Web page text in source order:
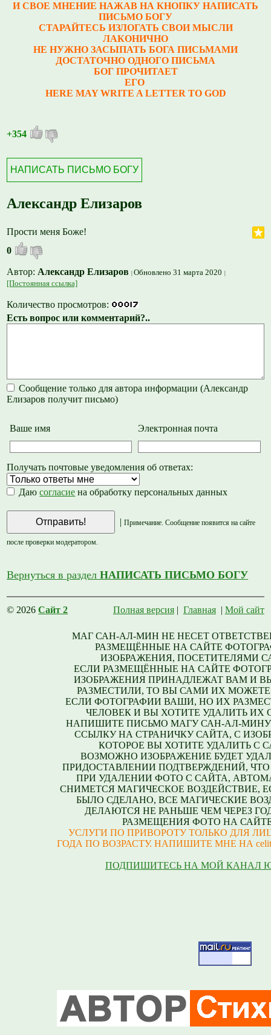
И СВОЕ МНЕНИЕ НАЖАВ НА КНОПКУ НАПИСАТЬ
ПИСЬМО БОГУ
СТАРАЙТЕСЬ ИЗЛОГАТЬ СВОИ МЫСЛИ
ЛАКОНИЧНО
НЕ НУЖНО ЗАСЫПАТЬ БОГА ПИСЬМАМИ
ДОСТАТОЧНО ОДНОГО ПИСЬМА
БОГ ПРОЧИТАЕТ
ЕГО
HERE MAY WRITE A LETTER TO GOD
+354
НАПИСАТЬ ПИСЬМО БОГУ
Александр Елизаров
Прости меня Боже!
0
Автор: Александр Елизаров Обновлено 31 марта 2020
[Постоянная ссылка]
Количество просмотров:
Есть вопрос или комментарий?..
Сообщение только для автора информации (Александр
Елизаров получит письмо)
Ваше имя Электронная почта
Получать почтовые уведомления об ответах:
Даюсогласие на обработку персональных данных
| Примечание. Сообщение появится на сайте
после проверки модератором.
Вернуться в разделНАПИСАТЬ ПИСЬМО БОГУ
© 2026Сайт 2 Полная версия| Главная| Мой сайт
МАГ САН-АЛ-МИН НЕ НЕСЕТ
РАЗМЕЩЁННЫЕ НА САЙТЕ
ИЗОБРАЖЕНИЯ, ПОСЕТИТЕЛЯМИ
ЕСЛИ РАЗМЕЩЁННЫЕ НА САЙТЕ
ИЗОБРАЖЕНИЯ ПРИНАДЛЕЖАТ ВАМ И
РАЗМЕСТИЛИ, ТО ВЫ САМИ ИХ МОЖЕТЕ
ЕСЛИ ФОТОГРАФИИ ВАШИ, НО ИХ
ЧЕЛОВЕК И ВЫ ХОТИТЕ УДАЛИТЬ ИХ
НАПИШИТЕ ПИСЬМО МАГУ САН-АЛ-
ССЫЛКУ НА СТРАНИЧКУ САЙТА, С
КОТОРОЕ ВЫ ХОТИТЕ УДАЛИТЬ С
ВОЗМОЖНО ИЗОБРАЖЕНИЕ БУДЕТ
ПРИДОСТАВЛЕНИИ ПОДТВЕРЖДЕНИЙ,
ПРИ УДАЛЕНИИ ФОТО С САЙТА,
СНИМЕТСЯ МАГИЧЕСКОЕ ВОЗДЕЙСТВИЕ,
БЫЛО СДЕЛАНО, ВСЕ МАГИЧЕСКИЕ
ДЕЛАЮТСЯ НЕ РАНЬШЕ ЧЕМ ЧЕРЕЗ
РАЗМЕЩЕНИЯ ФОТО НА
УСЛУГИ ПО ПРИВОРОТУ ТОЛЬКО ДЛЯ
ГОДА ПО ВОЗРАСТУ. НАПИШИТЕ МНЕ НА
ПОДПИШИТЕСЬ НА МОЙ КАНАЛ